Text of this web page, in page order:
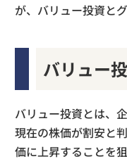
が、バリュー投資と
バリュー
バリュー投資とは、
現在の株価が割安と
価に上昇することを